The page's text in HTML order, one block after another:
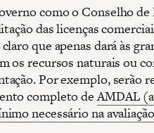
como o Conselho
das licenças
que apenas dará às
os recursos naturais ou
Por exemplo, serão
completo deAMDAL
necessário na